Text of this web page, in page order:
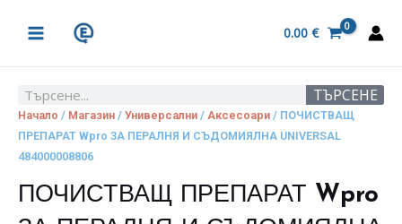
MENU
0.00 €
Search ТЪРСЕНЕ
Начало / Магазин / Универсални / Аксесоари / ПОЧИСТВАЩ
ПРЕПАРАТ Wpro ЗА ПЕРАЛНЯ И СЪДОМИЯЛНА UNIVERSAL
484000008806
ПОЧИСТВАЩ ПРЕПАРАТ Wpro